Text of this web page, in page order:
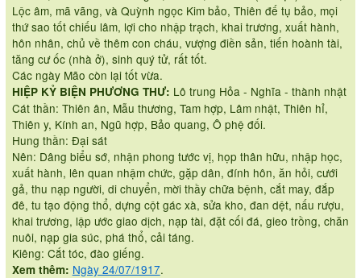
Lộc âm, mã vãng, và Quỳnh ngọc Kim bảo, Thiên đế tụ bảo, mọi
thứ sao tốt chiếu lâm, lợi cho nhập trạch, khai trương, xuất hành,
hôn nhân, chủ về thêm con cháu, vượng điền sản, tiến hoành tài,
tăng cư ốc (nhà ở), sinh quý tử, rất tốt.
Các ngày Mão còn lại tốt vừa.
HIỆP KỶ BIỆN PHƯƠNG THƯ: Lô trung Hỏa - Nghĩa - thành nhật
Cát thần: Thiên ân, Mẫu thương, Tam hợp, Lâm nhật, Thiên hỉ,
Thiên y, Kính an, Ngũ hợp, Bảo quang, Ô phệ đối.
Hung thần: Đại sát
Nên: Dâng biểu sớ, nhận phong tước vị, họp thân hữu, nhập học,
xuất hành, lên quan nhậm chức, gặp dân, đính hôn, ăn hỏi, cưới
gả, thu nạp người, di chuyển, mời thầy chữa bệnh, cắt may, đắp
đê, tu tạo động thổ, dựng cột gác xà, sửa kho, đan dệt, nấu rượu,
khai trương, lập ước giao dịch, nạp tài, đặt cối đá, gieo trồng, chăn
nuôi, nạp gia súc, phá thổ, cải táng.
Kiêng: Cắt tóc, đào giếng.
Xem thêm: Ngày 24/07/1917.